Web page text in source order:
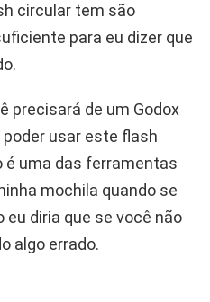
circular tem são
para eu dizer que
precisará de um Godox
poder usar este flash
é uma das ferramentas
mochila quando se
diria que se você não
algo errado.